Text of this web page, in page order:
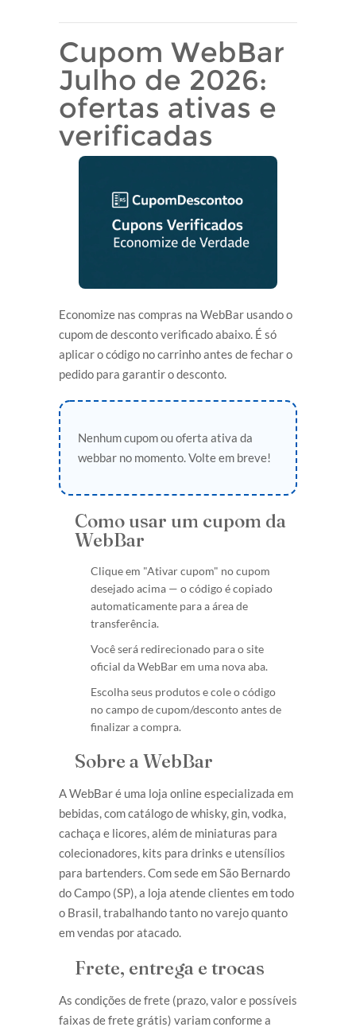
Cupom WebBar
Julho de 2026:
ofertas ativas e
verificadas
Economize nas compras na WebBar usando o
cupom de desconto verificado abaixo. É só
aplicar o código no carrinho antes de fechar o
pedido para garantir o desconto.
Nenhum cupom ou oferta ativa da
webbar no momento. Volte em breve!
Como usar um cupom da
WebBar
Clique em "Ativar cupom" no cupom
desejado acima — o código é copiado
automaticamente para a área de
transferência.
Você será redirecionado para o site
oficial da WebBar em uma nova aba.
Escolha seus produtos e cole o código
no campo de cupom/desconto antes de
finalizar a compra.
Sobre a WebBar
A WebBar é uma loja online especializada em
bebidas, com catálogo de whisky, gin, vodka,
cachaça e licores, além de miniaturas para
colecionadores, kits para drinks e utensílios
para bartenders. Com sede em São Bernardo
do Campo (SP), a loja atende clientes em todo
o Brasil, trabalhando tanto no varejo quanto
em vendas por atacado.
Frete, entrega e trocas
As condições de frete (prazo, valor e possíveis
faixas de frete grátis) variam conforme a